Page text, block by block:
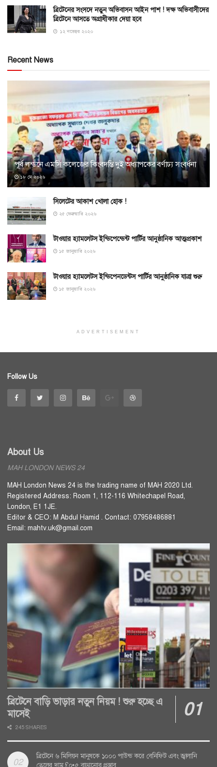
ব্রিটেনের সংসদে নতুন অভিবাসন আইন পাশ ! দক্ষ অভিবাসীদের
ব্রিটেনে আসতে অগ্রাধীকার দেয়া হবে
১২ নভেম্বর ২০২০
Recent News
পূর্ব লন্ডনে এমসি কলেজের কিংবদন্তি দুই অধ্যাপকের বর্ণাঢ্য সংবর্ধনা
১৮ মে ২০২৬
সিলেটের আকাশ খোলা হোক !
২৫ ফেব্রুয়ারি ২০২৬
টাওয়ার হ্যামলেটস ইন্ডিপেন্ডেন্ট পার্টির আনুষ্ঠানিক আত্মপ্রকাশ
১৫ জানুয়ারি ২০২৬
টাওয়ার হ্যামলেটস ইন্ডিপেনডেন্টস পার্টির আনুষ্ঠানিক যাত্রা শুরু
১৫ জানুয়ারি ২০২৬
ADVERTISEMENT
Follow Us
About Us
MAH LONDON NEWS 24
MAH London News 24 is the trading name of MAH 2020 Ltd.
Registered Address: Room 1, 112-116 Whitechapel Road,
London, E1 1JE.
Editor & CEO: M Abdul Hamid . Contact: 07958486881
Email: mahtv.uk@gmail.com
ব্রিটেনে বাড়ি ভাড়ার নতুন নিয়ম ! শুরু হচ্ছে এ
মাসেই
245 SHARES
ব্রিটেনে ৬ মিলিয়ন মানুষকে ১০০০ পাউন্ড করে বেনিফিট এবং জ্বালানি
তেলের দাম £০•৫ বাড়ানোর প্রস্তাব